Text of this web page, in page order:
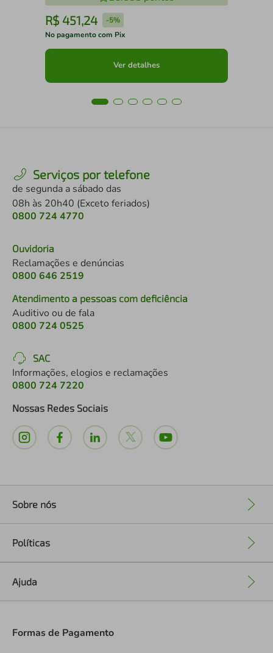
R$ 451,24 -5%
No pagamento com Pix
Ver detalhes
Serviços por telefone
de segunda a sábado das
08h às 20h40 (Exceto feriados)
0800 724 4770
Ouvidoria
Reclamações e denúncias
0800 646 2519
Atendimento a pessoas com deficiência
Auditivo ou de fala
0800 724 0525
SAC
Informações, elogios e reclamações
0800 724 7220
Nossas Redes Sociais
Sobre nós
Políticas
Ajuda
Formas de Pagamento